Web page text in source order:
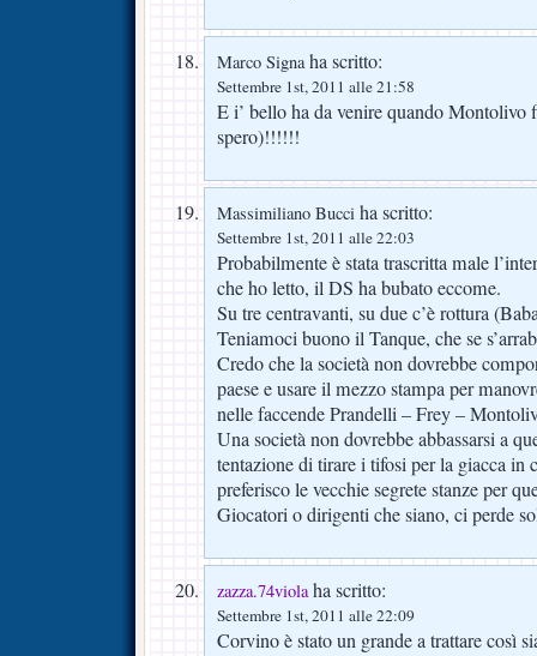
Marco Signaha scritto:
Settembre 1st, 2011 alle 21:58
E i’ bello ha da venire quando Montolivo
spero)!!!!!!
Massimiliano Bucci ha scritto:
Settembre 1st, 2011 alle 22:03
Probabilmente è stata trascritta male
che ho letto, il DS ha bubato eccome.
Su tre centravanti, su due c’è rottura
Teniamoci buono il Tanque, che se
Credo che la società non dovrebbe
paese e usare il mezzo stampa per
nelle faccende Prandelli – Frey –
Una società non dovrebbe abbassarsi a
tentazione di tirare i tifosi per la giacca in
preferisco le vecchie segrete stanze per
Giocatori o dirigenti che siano, ci perde
zazza.74violaha scritto:
Settembre 1st, 2011 alle 22:09
Corvino è stato un grande a trattare così